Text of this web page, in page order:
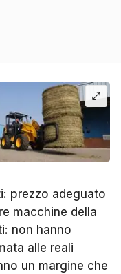
prezzo adeguato
macchine della
non hanno
alle reali
un margine che